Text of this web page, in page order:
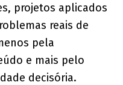
projetos aplicados
reais de
pela
e mais pelo
decisória.